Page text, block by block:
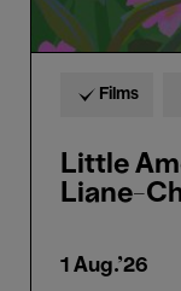
Films
Little
Liane-
1 Aug.'26